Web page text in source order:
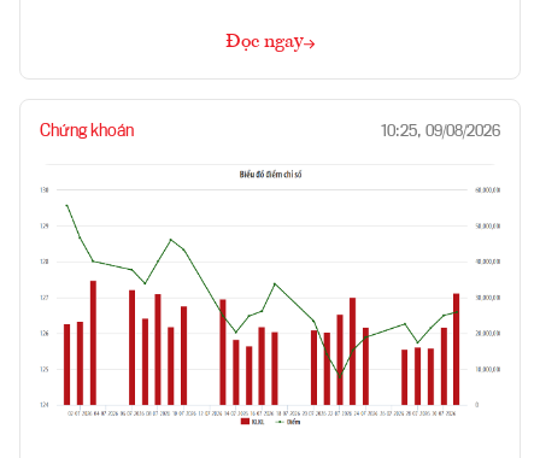
Đọc ngay
Chứng khoán 10:25, 09/08/2026